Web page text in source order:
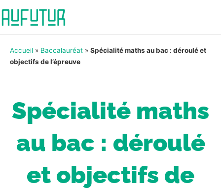
Accueil » Baccalauréat » Spécialité maths au bac : déroulé et
objectifs de l’épreuve
Spécialité maths
au bac : déroulé
et objectifs de